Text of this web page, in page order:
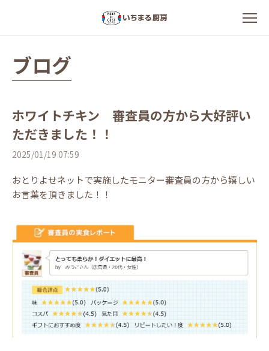
ブログ
ホワイトチキン 審査員の方から大好評い
ただきました！！
2025/01/19 07:59
おとりよせネットで実施したモニター審査員の方から嬉しい
お言葉を頂きました！！